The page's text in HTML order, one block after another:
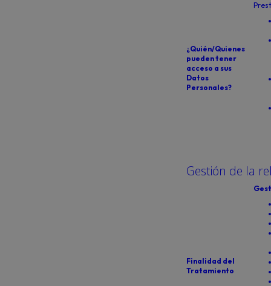
¿Quién/Quienes
pueden tener
acceso a sus
Datos
Personales?
Gestión de la
Finalidad del
Tratamiento